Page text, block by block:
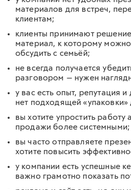
материалов для встреч,
клиентам;
клиенты принимают
материал, к которому
обсудить с семьёй;
не всегда получается
разговором — нужен
у вас есть опыт, репутация
нет подходящей
вы хотите упростить работу
продажи более системными;
вы часто отправляете
хотите повысить
у компании есть успешные
важно грамотно показать